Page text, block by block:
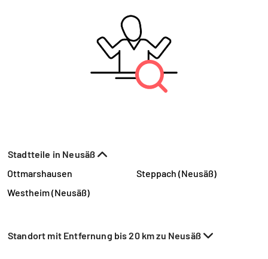
Stadtteile in Neusäß
Ottmarshausen
Steppach (Neusäß)
Westheim (Neusäß)
Standort mit Entfernung bis 20 km zu Neusäß